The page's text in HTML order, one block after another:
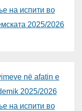
на испити во
2025/2026
në afatin e
2025/2026
на испити во